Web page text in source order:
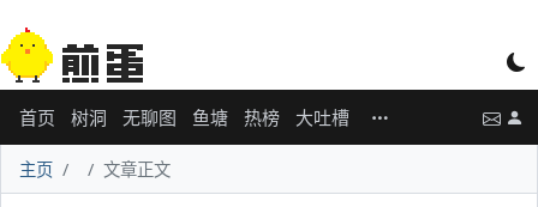
首页 树洞 无聊图 鱼塘 热榜 大吐槽
主页 文章正文